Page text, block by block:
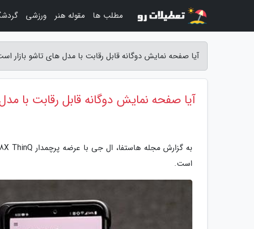
آیا صفحه نمایش دوگانه قابل رقابت با مدل های تاشو بازار
آیا صفحه نمایش دوگانه قابل رقابت با
است.
مطلب ها مقوله هنر ورزشی